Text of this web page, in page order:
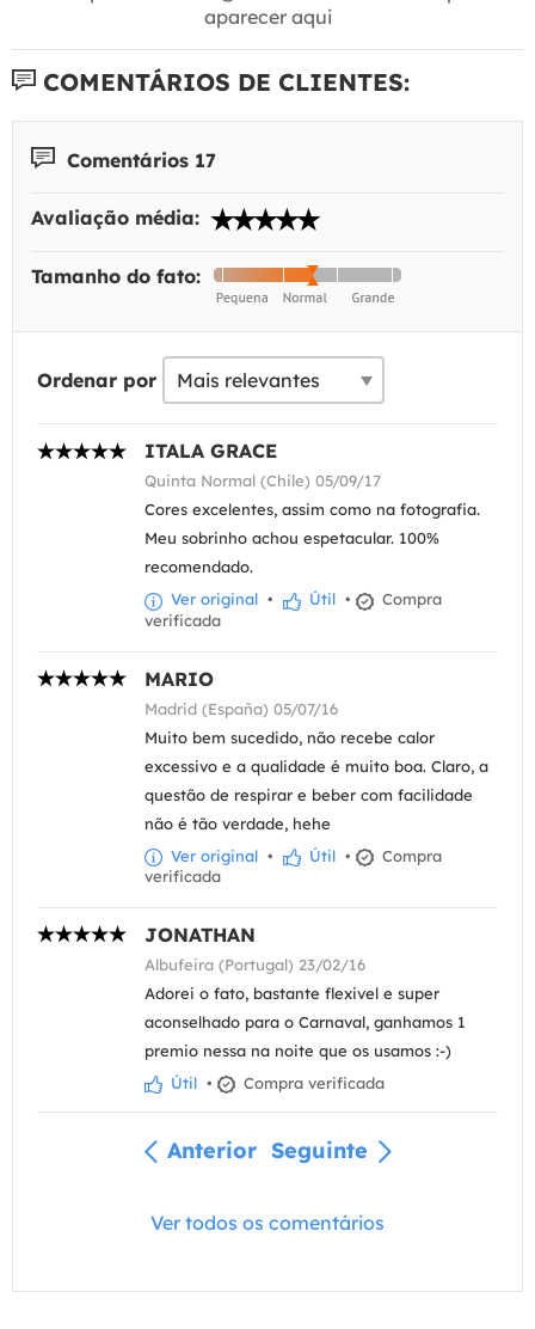
aparecer aqui
COMENTÁRIOS DE CLIENTES:
Comentários 17
Avaliação média:
Tamanho do fato:
Ordenar por
ITALA GRACE
Quinta Normal (Chile) 05/09/17
Cores excelentes, assim como na fotografia.
Meu sobrinho achou espetacular. 100%
recomendado.
Ver original • Útil •
Compra
verificada
MARIO
Madrid (España) 05/07/16
Muito bem sucedido, não recebe calor
excessivo e a qualidade é muito boa. Claro, a
questão de respirar e beber com facilidade
não é tão verdade, hehe
Ver original • Útil •
Compra
verificada
JONATHAN
Albufeira (Portugal) 23/02/16
Adorei o fato, bastante flexivel e super
aconselhado para o Carnaval, ganhamos 1
premio nessa na noite que os usamos :-)
Útil • Compra verificada
Anterior Seguinte
Ver todos os comentários